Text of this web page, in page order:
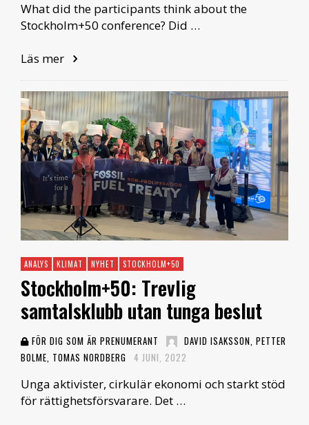
What did the participants think about the
Stockholm+50 conference? Did …
Läs mer
ANALYS KLIMAT NYHET STOCKHOLM+50
Stockholm+50: Trevlig
samtalsklubb utan tunga beslut
FÖR DIG SOM ÄR PRENUMERANT
DAVID ISAKSSON, PETTER
BOLME, TOMAS NORDBERG
4 JUNI, 2022
Unga aktivister, cirkulär ekonomi och starkt stöd
för rättighetsförsvarare. Det …